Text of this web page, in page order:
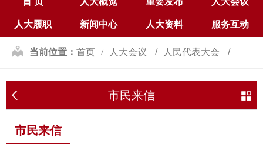
人大履职 新闻中心 人大资料 服务互动
当前位置： 首页 人大会议 人民代表大会
历次会议
市民来信
市民来信